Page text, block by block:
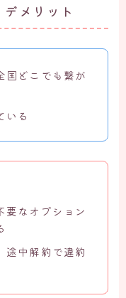
メリット
国どこでも繋が
いる
要なオプション
途中解約で違約